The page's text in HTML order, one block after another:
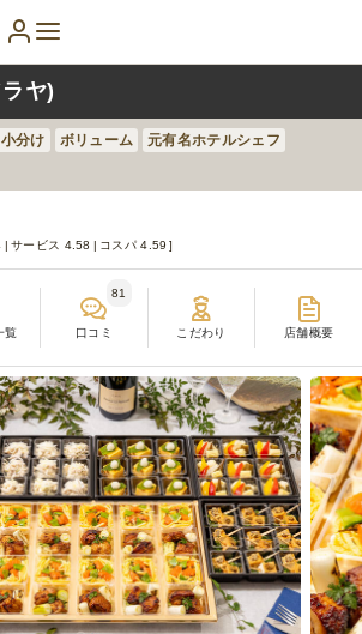
ヤ)
小分け ボリューム
元有名ホテルシェフ
サービス 4.58 コスパ 4.59
覧 口コミ
81
こだわり 店舗概要